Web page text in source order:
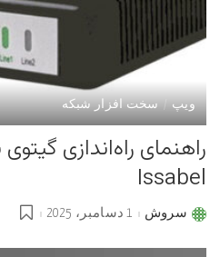
ویپ سخت افزار شبکه
Issabel
Postedسروش 1 دسامبر، 2025